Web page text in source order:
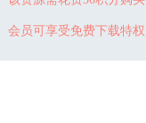
会员可享受免费下载特权